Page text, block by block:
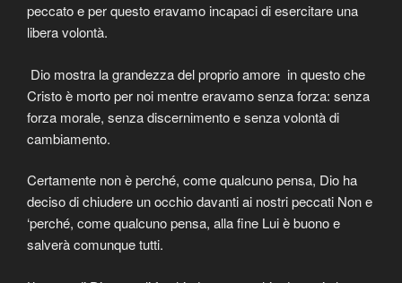
peccato e per questo eravamo incapaci di esercitare una
libera volontà.
Dio mostra la grandezza del proprio amore in questo che
Cristo è morto per noi mentre eravamo senza forza: senza
forza morale, senza discernimento e senza volontà di
cambiamento.
Certamente non è perché, come qualcuno pensa, Dio ha
deciso di chiudere un occhio davanti ai nostri peccati Non e
‘perché, come qualcuno pensa, alla fine Lui è buono e
salverà comunque tutti.